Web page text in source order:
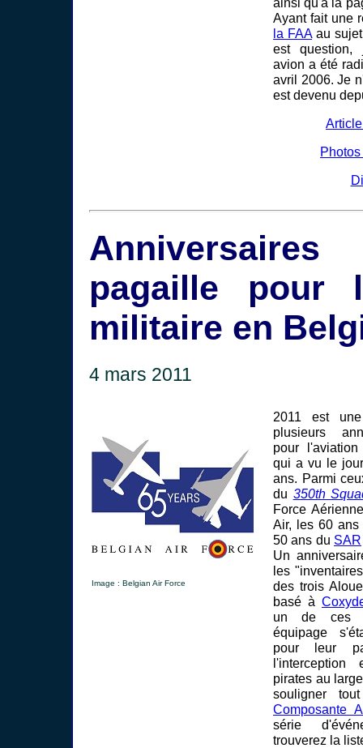
Ayant fait une
la FAAau sujet
est question,
avion a été
avril 2006. Je
est devenu
pagaille pour
militaire en
4 mars 2011
Image : Belgian Air Force
2011 est
plusieurs
pour
qui a vu le
ans. Parmi
du 350th
Force
Air, les 60
50 ans du SAR
Un
les
des trois
basé à
un de ces
équipage
pour leur
pirates au
souligner
Composante
série
trouverez la